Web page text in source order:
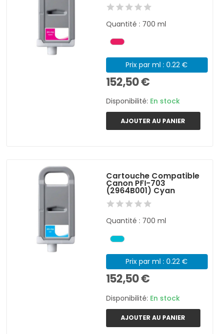
Quantité : 700 ml
Prix par ml : 0.22 €
152,50 €
Disponibilité: En stock
AJOUTER AU PANIER
Cartouche Compatible
Canon PFI-703
(2964B001) Cyan
Quantité : 700 ml
Prix par ml : 0.22 €
152,50 €
Disponibilité: En stock
AJOUTER AU PANIER